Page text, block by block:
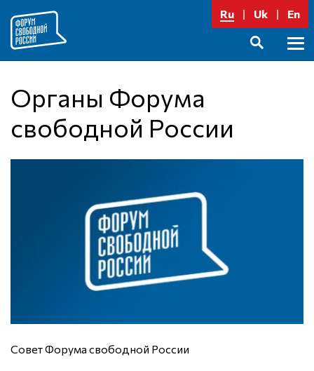
содержимому
Ru Uk En
Органы Форума
свободной России
Совет Форума свободной России